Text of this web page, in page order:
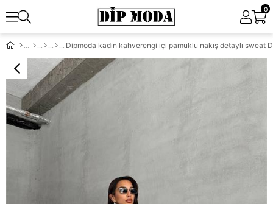
0
Dipmoda kadın kahverengi içi pamuklu nakış detaylı sweat